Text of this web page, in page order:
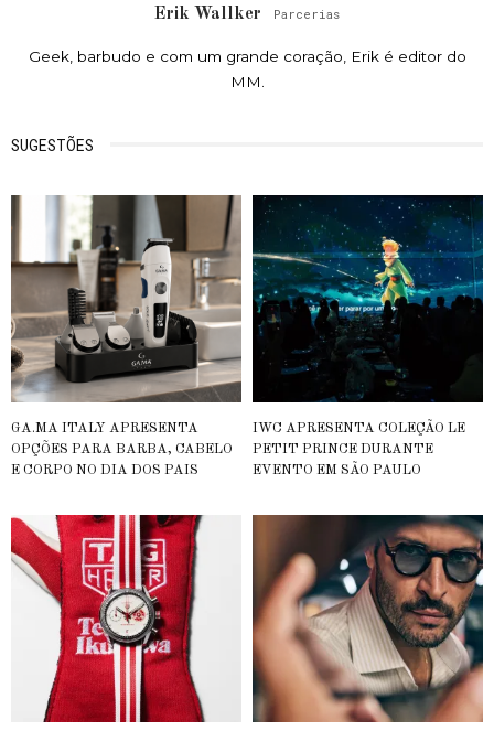
Erik Wallker Parcerias
Geek, barbudo e com um grande coração, Erik é editor do
MM.
SUGESTÕES
GA.MA ITALY APRESENTA
OPÇÕES PARA BARBA, CABELO
E CORPO NO DIA DOS PAIS
IWC APRESENTA COLEÇÃO LE
PETIT PRINCE DURANTE
EVENTO EM SÃO PAULO